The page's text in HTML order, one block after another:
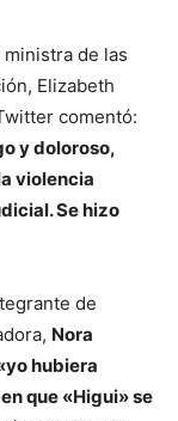
de las
Elizabeth
comentó:
y doloroso,
violencia
Se hizo
de
Nora
hubiera
que «Higui» se